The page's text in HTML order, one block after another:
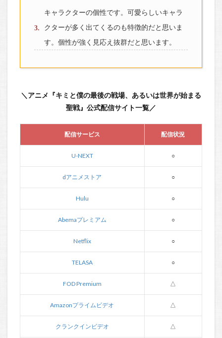
キャラクターの個性です。可愛らしいキャラ
クターが多く出てくるのも特徴的だと思いま
す。個性が強く見応え抜群だと思います。
＼アニメ『キミと僕の最後の戦場、あるいは世界が始まる
聖戦』公式配信サイト一覧／
配信サービス 配信状況
U-NEXT ○
dアニメストア ○
Hulu ○
Abemaプレミアム ○
Netflix ○
TELASA ○
FOD Premium △
Amazonプライムビデオ △
クランクインビデオ △